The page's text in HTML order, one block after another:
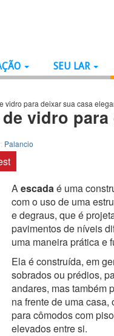
SEU LAR
vidro para deixar sua casa
vidro
Palancio
Aescadaé uma
com o uso de uma
e degraus, que é
pavimentos de níveis
uma maneira prática e
Ela é construída, em
sobrados ou prédios,
andares, mas também
na frente de uma casa,
para cômodos com
elevados entre si.